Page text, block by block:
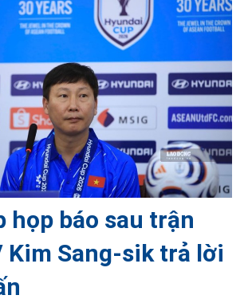
họp báo sau trận
Kim Sang-sik trả lời